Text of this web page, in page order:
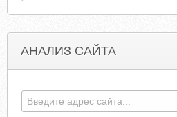
АНАЛИЗ САЙТА